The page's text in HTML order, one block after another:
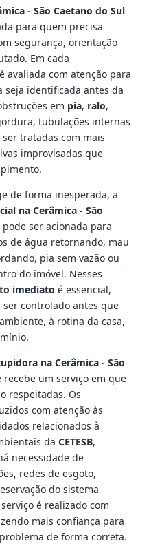
- São Caetano do Sul
para quem precisa
segurança, orientação
Em cada
avaliada com atenção para
seja identificada antes da
em pia, ralo,
tubulações internas
ser tratadas com mais
improvisadas que
de forma inesperada, a
na Cerâmica - São
pode ser acionada para
de água retornando, mau
pia sem vazão ou
do imóvel. Nesses
imediato é essencial,
controlado antes que
à rotina da casa,
na Cerâmica - São
recebe um serviço em que
respeitadas. Os
com atenção às
relacionados à
da CETESB,
necessidade de
redes de esgoto,
do sistema
é realizado com
mais confiança para
de forma correta.